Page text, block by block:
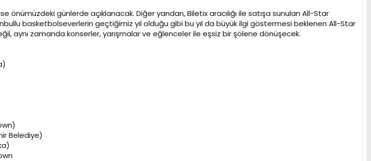
önümüzdeki günlerde açıklanacak. Diğer yandan, Biletix aracılığı ile satışa sunulan All-Star
basketbolseverlerin geçtiğimiz yıl olduğu gibi bu yıl da büyük ilgi göstermesi beklenen All-Star
aynı zamanda konserler, yarışmalar ve eğlenceler ile eşsiz bir şölene dönüşecek.
Belediye)